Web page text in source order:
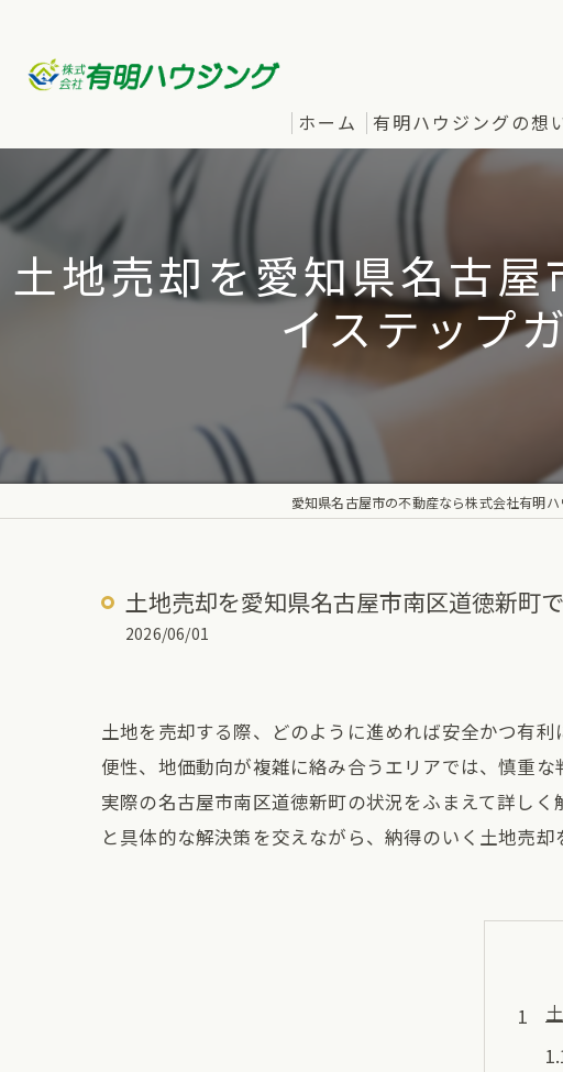
ホーム 有明ハウジングの想
土地売却を愛知県名古
イステップ
愛知県名古屋市の不動産なら株式会社有明
土地売却を愛知県名古屋市南区道徳新町
2026/06/01
土地を売却する際、どのように進めれば安全かつ有
便性、地価動向が複雑に絡み合うエリアでは、慎重
実際の名古屋市南区道徳新町の状況をふまえて詳し
と具体的な解決策を交えながら、納得のいく土地売却